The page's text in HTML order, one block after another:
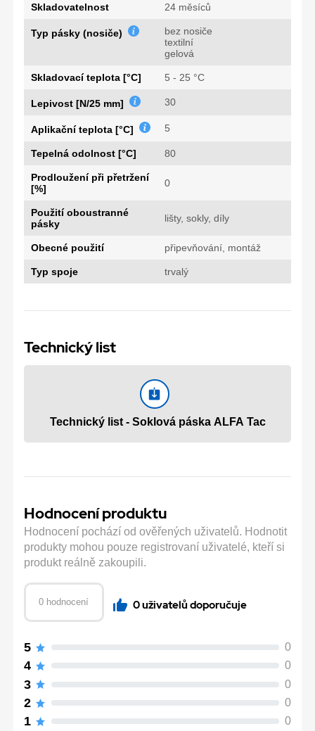
Skladovatelnost 24 měsíců
Typ pásky (nosiče)
bez nosiče
textilní
gelová
Skladovací teplota [°C] 5 - 25 °C
Lepivost [N/25 mm] 30
Aplikační teplota [°C] 5
Tepelná odolnost [°C] 80
Prodloužení při přetržení
[%]
0
Použití oboustranné
pásky
lišty, sokly, díly
Obecné použití připevňování, montáž
Typ spoje trvalý
Technický list
Technický list - Soklová páska ALFA Tac
Hodnocení produktu
Hodnocení pochází od ověřených uživatelů. Hodnotit
produkty mohou pouze registrovaní uživatelé, kteří si
produkt reálně zakoupili.
0 hodnocení 0 uživatelů doporučuje
5 0
4 0
3 0
2 0
1 0